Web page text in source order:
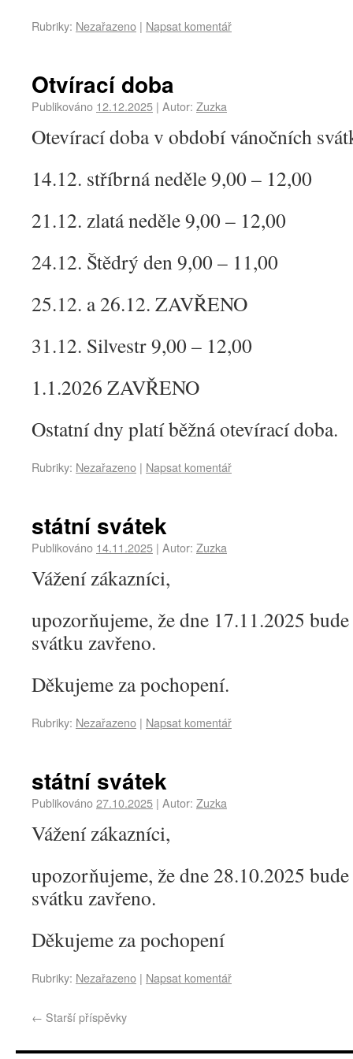
Rubriky: Nezařazeno | Napsat komentář
Otvírací doba
Publikováno 12.12.2025 | Autor: Zuzka
Otevírací doba v období vánočních
14.12. stříbrná neděle 9,00 – 12,00
21.12. zlatá neděle 9,00 – 12,00
24.12. Štědrý den 9,00 – 11,00
25.12. a 26.12. ZAVŘENO
31.12. Silvestr 9,00 – 12,00
1.1.2026 ZAVŘENO
Ostatní dny platí běžná otevírací doba.
Rubriky: Nezařazeno | Napsat komentář
státní svátek
Publikováno 14.11.2025 | Autor: Zuzka
Vážení zákazníci,
upozorňujeme, že dne 17.11.2025
svátku zavřeno.
Děkujeme za pochopení.
Rubriky: Nezařazeno | Napsat komentář
státní svátek
Publikováno27.10.2025 | Autor: Zuzka
Vážení zákazníci,
upozorňujeme, že dne 28.10.2025
svátku zavřeno.
Děkujeme za pochopení
Rubriky: Nezařazeno | Napsat komentář
← Starší příspěvky